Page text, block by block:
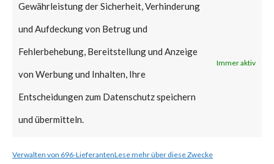
Gewährleistung der Sicherheit, Verhinderung
und Aufdeckung von Betrug und
Fehlerbehebung, Bereitstellung und Anzeige
von Werbung und Inhalten, Ihre
Entscheidungen zum Datenschutz speichern
und übermitteln.
Immer aktiv
Verwalten von 696-LieferantenLese mehr über diese Zwecke
Microsoft has not released a fix
for CVE-2023-36884 at the
time of this writing (June 12th,
2023). However, Microsoft has
provided mitigation steps for